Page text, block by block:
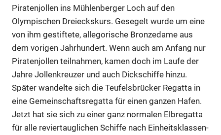
Piratenjollen ins Mühlenberger Loch auf den
Olympischen Dreieckskurs. Gesegelt wurde um eine
von ihm gestiftete, allegorische Bronzedame aus
dem vorigen Jahrhundert. Wenn auch am Anfang nur
Piratenjollen teilnahmen, kamen doch im Laufe der
Jahre Jollenkreuzer und auch Dickschiffe hinzu.
Später wandelte sich die Teufelsbrücker Regatta in
eine Gemeinschaftsregatta für einen ganzen Hafen.
Jetzt hat sie sich zu einer ganz normalen Elbregatta
für alle reviertauglichen Schiffe nach Einheitsklassen-